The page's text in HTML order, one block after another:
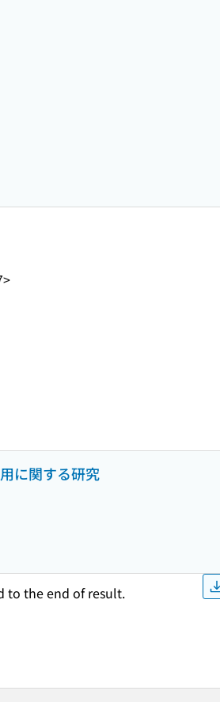
に関する研究
to the end of result.